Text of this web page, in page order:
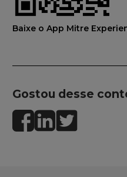
Baixe o App Mitre
Gostou desse